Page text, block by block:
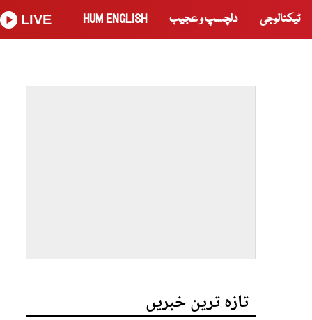
ٹیکنالوجی دلچسپ و عجیب HUM ENGLISH
LIVE
تازہ ترین خبریں